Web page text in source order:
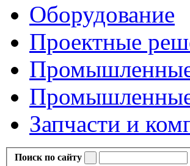
Оборудование
Проектные
Промышленные
Запчасти и
Поиск по сайту